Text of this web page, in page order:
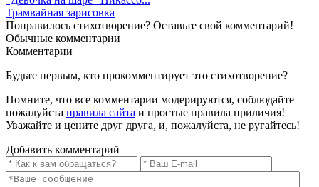
Трамвайная зарисовка
Понравилось стихотворение? Оставьте свой комментарий!
Обычные комментарии
Комментарии
Будьте первым, кто прокомментирует это стихотворение?
Помните, что все комментарии модерируются, соблюдайте
пожалуйста правила сайта и простые правила приличия!
Уважайте и цените друг друга, и, пожалуйста, не ругайтесь!
Добавить комментарий